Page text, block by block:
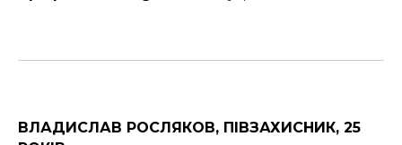
ВЛАДИСЛАВ РОСЛЯКОВ, ПІВЗАХИСНИК, 25